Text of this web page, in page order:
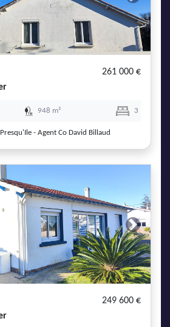
Next
261 000 €
948 m² 3
- Agent Co David Billaud
Next
249 600 €